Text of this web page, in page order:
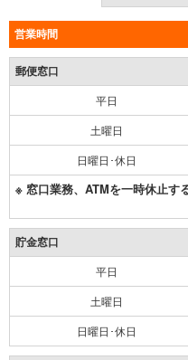
営業時間
郵便窓口
平日
土曜日
日曜日･休日
※ 窓口業務、ATMを一時休止す
貯金窓口
平日
土曜日
日曜日･休日